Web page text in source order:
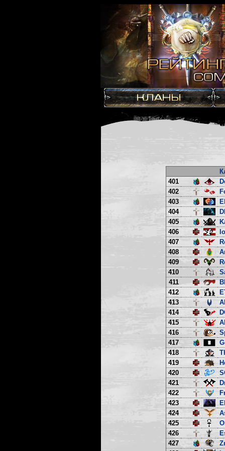
401
402
403
404
405
406
407
408
409
410
411
412
413
414
415
416
417
418
419
420
421
422
423
424
425
426
427